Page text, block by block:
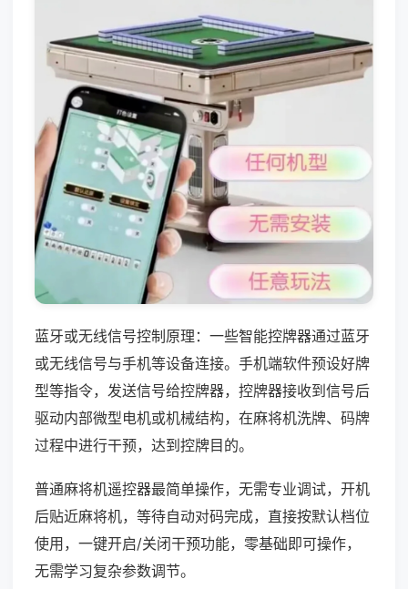
蓝牙或无线信号控制原理：一些智能控牌器通过蓝牙
或无线信号与手机等设备连接。手机端软件预设好牌
型等指令，发送信号给控牌器，控牌器接收到信号后
驱动内部微型电机或机械结构，在麻将机洗牌、码牌
过程中进行干预，达到控牌目的。
普通麻将机遥控器最简单操作，无需专业调试，开机
后贴近麻将机，等待自动对码完成，直接按默认档位
使用，一键开启/关闭干预功能，零基础即可操作，
无需学习复杂参数调节。